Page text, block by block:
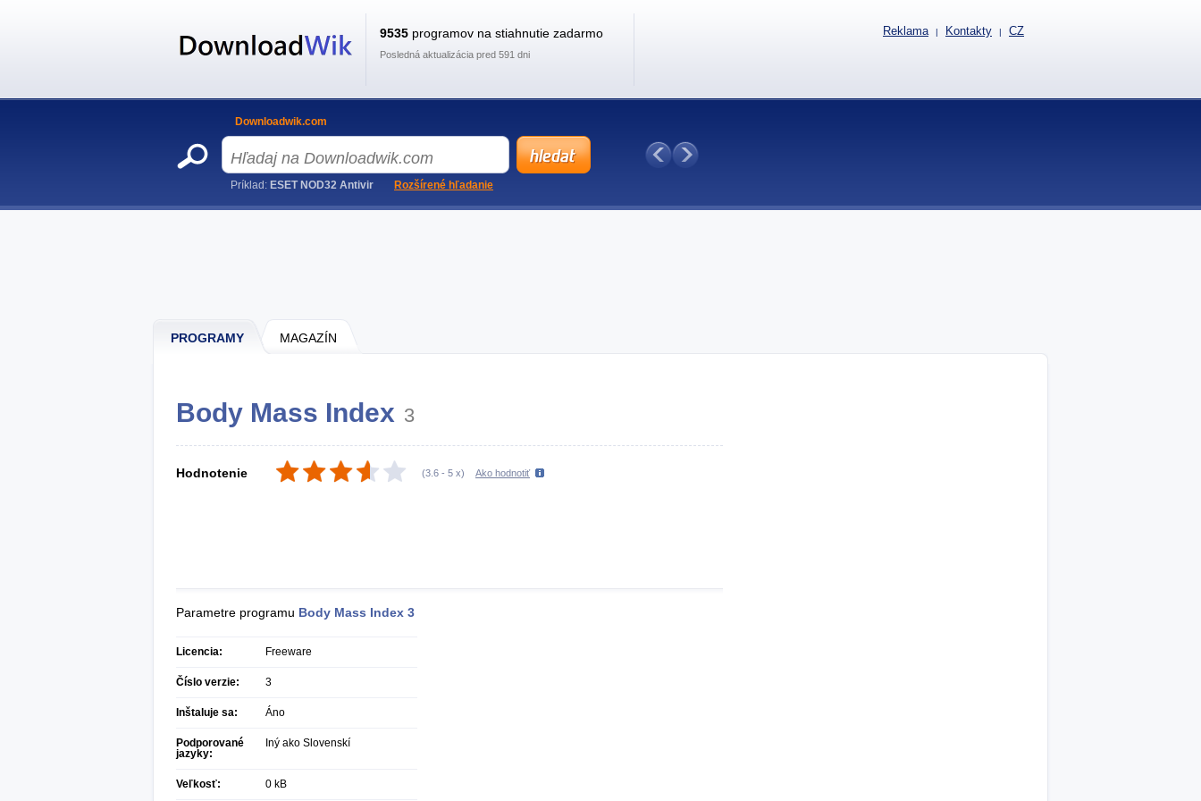
PROGRAMY MAGAZÍN
Body Mass Index 3
Hodnotenie (3.6 - 5 x) Ako hodnotiť
Parametre programu Body Mass Index 3
Licencia: Freeware
Číslo verzie: 3
Inštaluje sa: Áno
Podporované
jazyky:
Iný ako Slovenskí
Veľkosť: 0 kB
9535 programov na stiahnutie zadarmo
Posledná aktualizácia pred 591 dni
Reklama | Kontakty | CZ
Downloadwik.com
Príklad: ESET NOD32 Antivir Rozšírené hľadanie